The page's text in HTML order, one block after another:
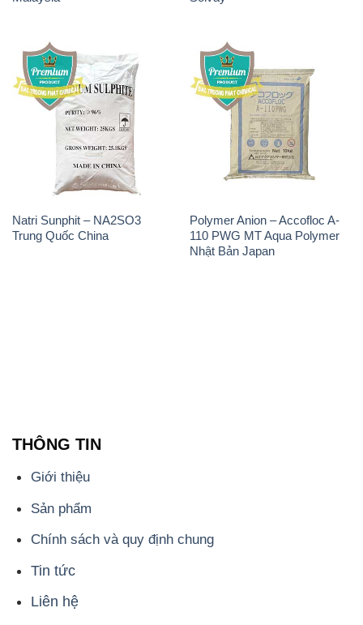
Natri Sunphit – NA2SO3
Trung Quốc China
Polymer Anion – Accofloc A-
110 PWG MT Aqua Polymer
Nhật Bản Japan
THÔNG TIN
Giới thiệu
Sản phẩm
Chính sách và quy định chung
Tin tức
Liên hệ